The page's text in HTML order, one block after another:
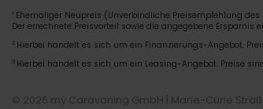
1 Ehemaliger Neupreis (Unverbindliche Preisempfehlung des
Der errechnete Preisvorteil sowie die angegebene
2 Hierbei handelt es sich um ein Finanzierungs-Angebot.
3 Hierbei handelt es sich um ein Leasing-Angebot. Preise
© 2026 my Caravaning GmbH | Marie-Curie